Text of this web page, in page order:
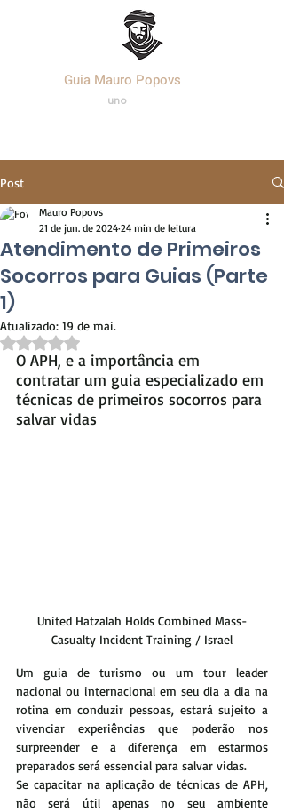
Guia Mauro Popovs
uno
Post
Atendimento de Primeiros
Socorros para Guias (Parte
1)
Mauro Popovs
21 de jun. de 2024 24 min de leitura
Atualizado: 19 de mai.
Avaliado com NaN de 5 estrelas.
O APH, e a importância em
contratar um guia especializado em
técnicas de primeiros socorros para
salvar vidas
United Hatzalah Holds Combined Mass-
Casualty Incident Training / Israel
Um guia de turismo ou um tour leader
nacional ou internacional em seu dia a dia na
rotina em conduzir pessoas, estará sujeito a
vivenciar experiências que poderão nos
surpreender e a diferença em estarmos
preparados será essencial para salvar vidas.
Se capacitar na aplicação de técnicas de APH,
não será útil apenas no seu ambiente